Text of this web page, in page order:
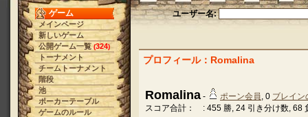
ゲーム
メインページ
新しいゲーム
公開ゲーム一覧 (324)
トーナメント
チームトーナメント
階段
池
ポーカーテーブル
ゲームのルール
ユーザー名:
プロフィール：Romalina
Romalina - ポーン会員, 0 ブレイン
スコア合計： : 455 勝, 24 引き分け数, 68